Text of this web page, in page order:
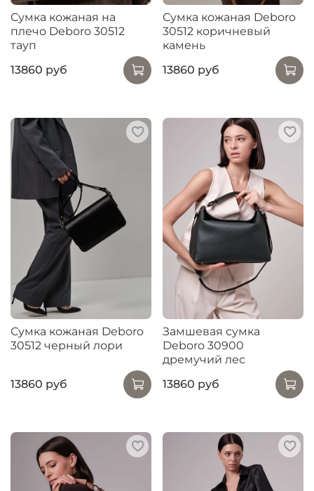
Сумка кожаная на
плечо Deboro 30512
тауп
13860 руб
Сумка кожаная Deboro
30512 коричневый
камень
13860 руб
Сумка кожаная Deboro
30512 черный лори
13860 руб
Замшевая сумка
Deboro 30900
дремучий лес
13860 руб